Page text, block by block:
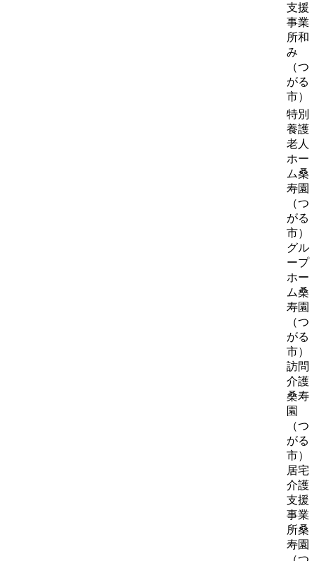
支援
事業
所和
み
（つ
がる
市）
特別
養護
老人
ホー
ム桑
寿園
（つ
がる
市）
グル
ープ
ホー
ム桑
寿園
（つ
がる
市）
訪問
介護
桑寿
園
（つ
がる
市）
居宅
介護
支援
事業
所桑
寿園